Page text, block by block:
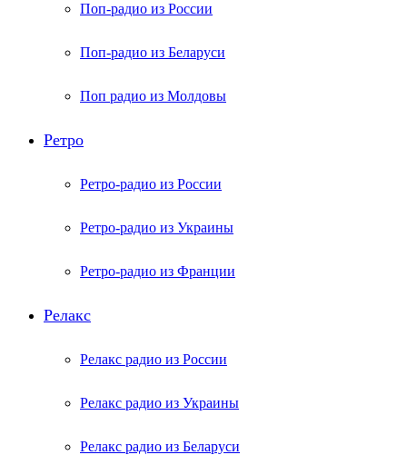
Поп-радио из России
Поп-радио из Беларуси
Поп радио из Молдовы
Ретро
Ретро-радио из России
Ретро-радио из Украины
Ретро-радио из Франции
Релакс
Релакс радио из России
Релакс радио из Украины
Релакс радио из Беларуси